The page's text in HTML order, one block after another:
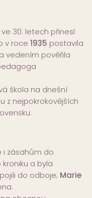
30. letech přinesl
v roce 1935 postavila
vedením pověřila
škola na dnešní
z nejpokrokovějších
i zásahům do
a byla
do odboje; Marie